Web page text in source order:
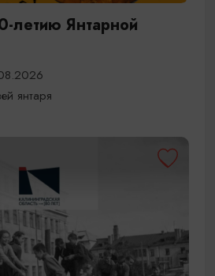
летию Янтарной
янтаря